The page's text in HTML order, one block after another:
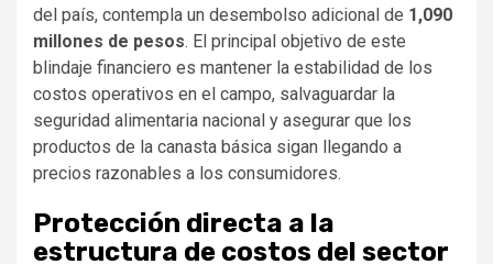
del país, contempla un desembolso adicional de 1,090
millones de pesos. El principal objetivo de este
blindaje financiero es mantener la estabilidad de los
costos operativos en el campo, salvaguardar la
seguridad alimentaria nacional y asegurar que los
productos de la canasta básica sigan llegando a
precios razonables a los consumidores.
Protección directa a la
estructura de costos del sector